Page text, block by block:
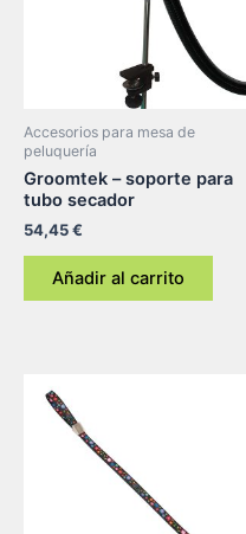
Accesorios para mesa de
peluquería
Groomtek – soporte para
tubo secador
54,45€
Añadir al carrito